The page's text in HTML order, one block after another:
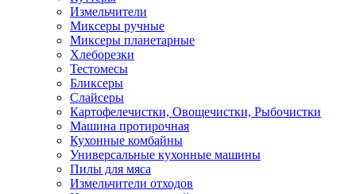
Измельчители
Миксеры ручные
Миксеры планетарные
Хлеборезки
Тестомесы
Бликсеры
Слайсеры
Картофелечистки, Овощечистки, Рыбочистки
Машина протирочная
Кухонные комбайны
Универсальные кухонные машины
Пилы для мяса
Измельчители отходов